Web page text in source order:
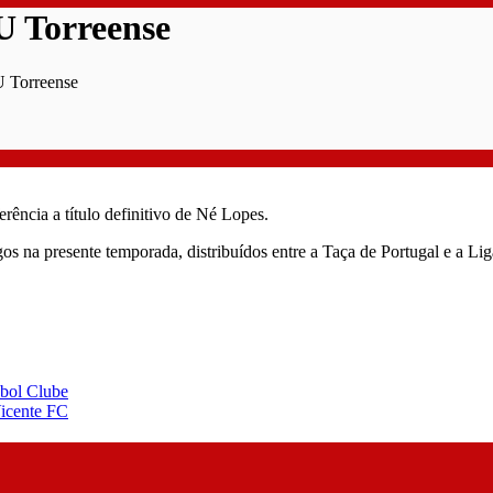
Torreense
Torreense
a título definitivo de Né Lopes.
na presente temporada, distribuídos entre a Taça de Portugal e a
Clube
FC